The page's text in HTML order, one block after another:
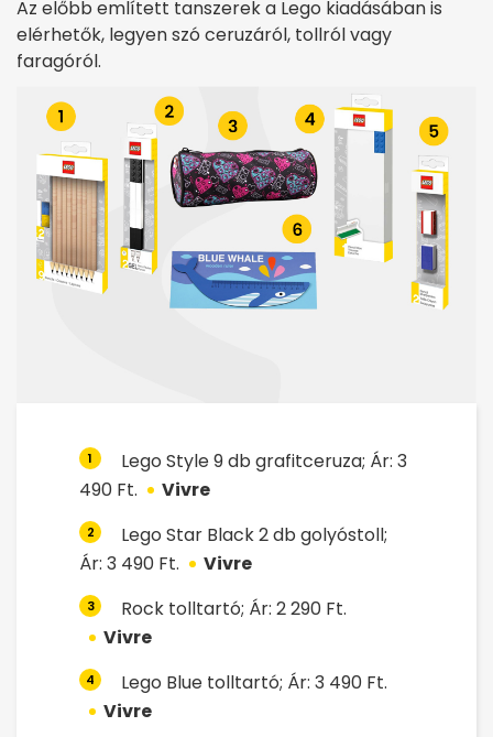
Az előbb említett tanszerek a Lego kiadásában is
elérhetők, legyen szó ceruzáról, tollról vagy
faragóról.
1
Lego Style 9 db grafitceruza; Ár: 3
490 Ft.
Vivre
2
Lego Star Black 2 db golyóstoll;
Ár: 3 490 Ft.
Vivre
3
Rock tolltartó; Ár: 2 290 Ft.
Vivre
4
Lego Blue tolltartó; Ár: 3 490 Ft.
Vivre